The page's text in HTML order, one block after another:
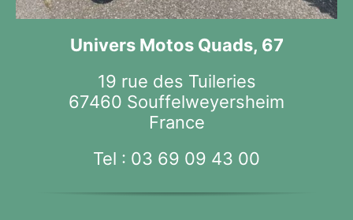
Univers Motos Quads, 67
19 rue des Tuileries
67460 Souffelweyersheim
France
Tel : 03 69 09 43 00